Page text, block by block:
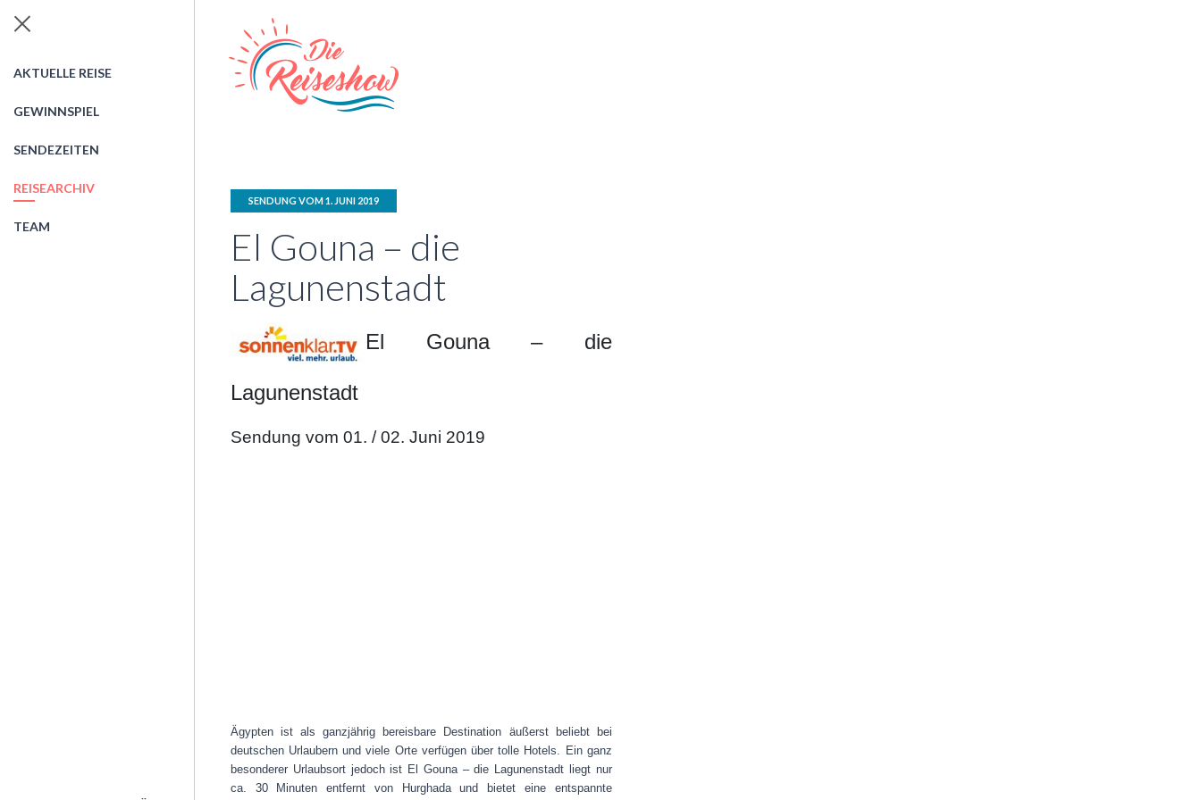
AKTUELLE REISE
GEWINNSPIEL
SENDEZEITEN
REISEARCHIV
TEAM
SENDUNG VOM 1. JUNI 2019
El Gouna – die
Lagunenstadt
El Gouna – die
Lagunenstadt
Sendung vom 01. / 02. Juni 2019
Ägypten ist als ganzjährig bereisbare Destination äußerst beliebt bei
deutschen Urlaubern und viele Orte verfügen über tolle Hotels. Ein ganz
besonderer Urlaubsort jedoch ist El Gouna – die Lagunenstadt liegt nur
ca. 30 Minuten entfernt von Hurghada und bietet eine entspannte